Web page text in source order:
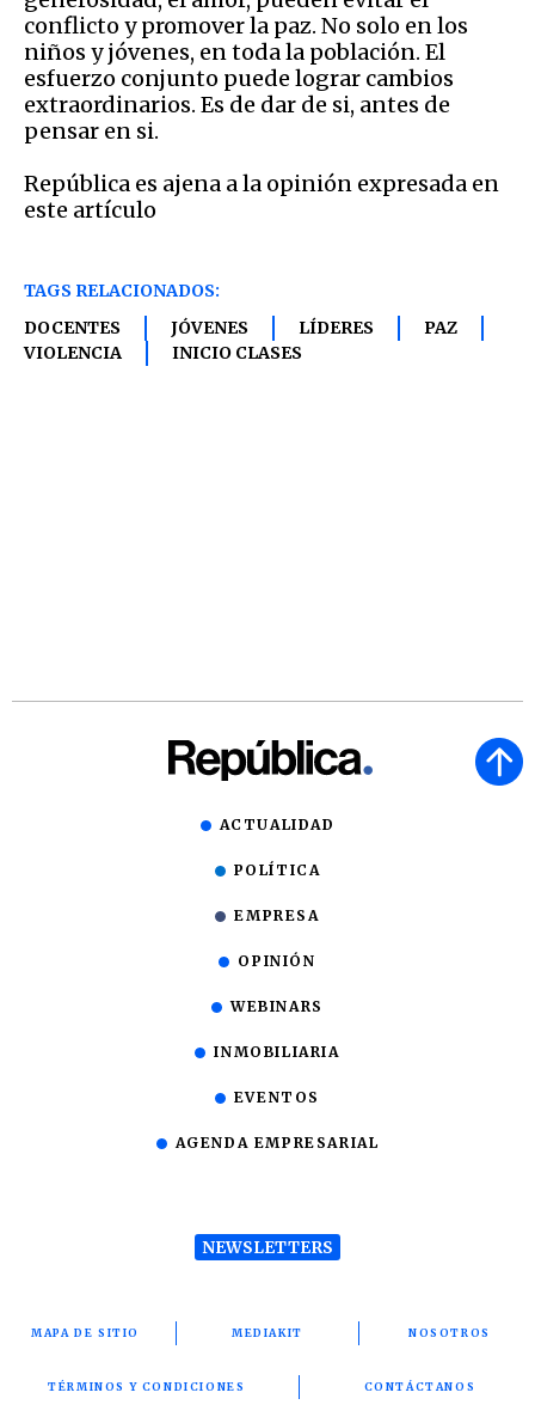
conflicto y promover la paz. No solo en los
niños y jóvenes, en toda la población. El
esfuerzo conjunto puede lograr cambios
extraordinarios. Es de dar de si, antes de
pensar en si.
República es ajena a la opinión expresada en
este artículo
TAGS RELACIONADOS:
DOCENTES
JÓVENES LÍDERES
PAZ
VIOLENCIA
INICIO CLASES
ACTUALIDAD
POLÍTICA
EMPRESA
OPINIÓN
WEBINARS
INMOBILIARIA
EVENTOS
AGENDA EMPRESARIAL
NEWSLETTERS
MAPA DE SITIO MEDIAKIT NOSOTROS
TÉRMINOS Y CONDICIONES CONTÁCTANOS